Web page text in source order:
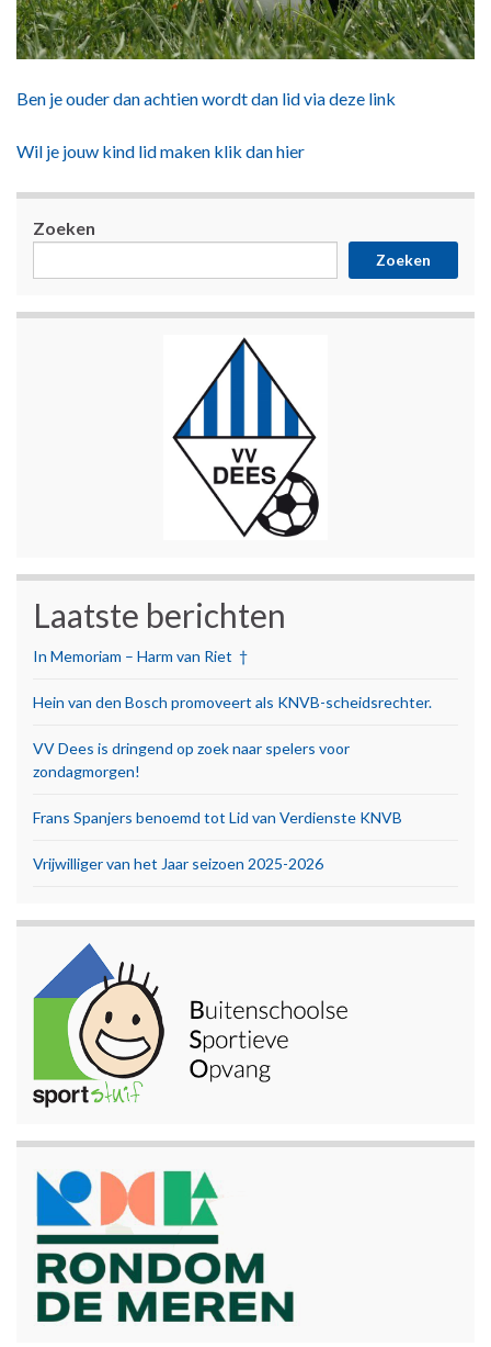
Ben je ouder dan achtien wordt dan lid via deze link
Wil je jouw kind lid maken klik dan hier
Zoeken
Zoeken
Laatste berichten
In Memoriam – Harm van Riet †
Hein van den Bosch promoveert als KNVB-scheidsrechter.
VV Dees is dringend op zoek naar spelers voor
zondagmorgen!
Frans Spanjers benoemd tot Lid van Verdienste KNVB
Vrijwilliger van het Jaar seizoen 2025-2026